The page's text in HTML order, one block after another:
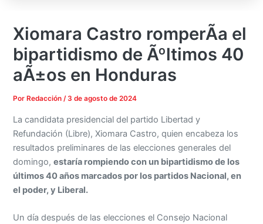
Xiomara Castro romperÃ­a el
bipartidismo de Ãºltimos 40
aÃ±os en Honduras
Por Redacción/ 3 de agosto de 2024
La candidata presidencial del partido Libertad y
Refundación (Libre), Xiomara Castro, quien encabeza los
resultados preliminares de las elecciones generales del
domingo,estaría rompiendo con un bipartidismo de los
últimos 40 años marcados por los partidos Nacional, en
el poder, y Liberal.
Un día después de las elecciones el Consejo Nacional